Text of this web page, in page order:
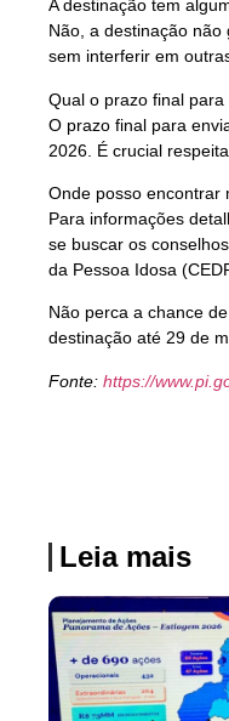
A destinação tem
Não, a destinação não
sem interferir em
Qual o prazo final
O prazo final para
2026. É crucial
Onde posso encontrar
Para informações
se buscar os
da Pessoa Idosa
Não perca a chance
destinação até 29 de
Fonte: https://
Leia mais